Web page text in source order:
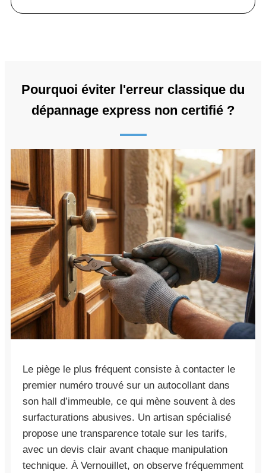
Pourquoi éviter l'erreur classique du
dépannage express non certifié ?
Le piège le plus fréquent consiste à contacter le
premier numéro trouvé sur un autocollant dans
son hall d’immeuble, ce qui mène souvent à des
surfacturations abusives. Un artisan spécialisé
propose une transparence totale sur les tarifs,
avec un devis clair avant chaque manipulation
technique. À Vernouillet, on observe fréquemment